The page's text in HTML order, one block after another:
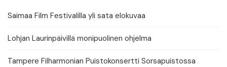
Saimaa Film Festivalilla yli sata elokuvaa
Lohjan Laurinpäivillä monipuolinen ohjelma
Tampere Filharmonian Puistokonsertti Sorsapuistossa